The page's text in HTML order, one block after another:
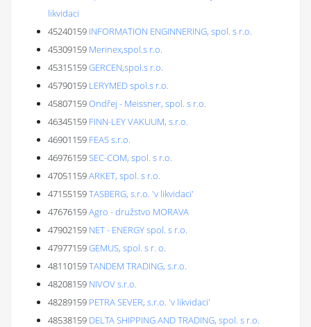
likvidaci
45240159 INFORMATION ENGINNERING, spol. s r.o.
45309159 Merinex,spol.s r.o.
45315159GERCEN,spol.s r.o.
45790159 LERYMED spol.s r.o.
45807159Ondřej - Meissner, spol. s r.o.
46345159 FINN-LEY VAKUUM, s.r.o.
46901159 FEAS s.r.o.
46976159SEC-COM, spol. s r.o.
47051159ARKET, spol. s r.o.
47155159TASBERG, s.r.o. 'v likvidaci'
47676159Agro - družstvo MORAVA
47902159 NET - ENERGY spol. s r.o.
47977159GEMUS, spol. s r. o.
48110159TANDEM TRADING, s.r.o.
48208159 NIVOV s.r.o.
48289159 PETRA SEVER, s.r.o. 'v likvidaci'
48538159 DELTA SHIPPING AND TRADING, spol. s r.o.